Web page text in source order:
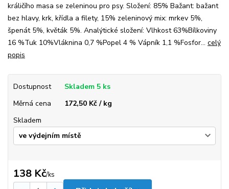
králičího masa se zeleninou pro psy. Složení: 85% Bažant: bažant
bez hlavy, krk, křídla a filety, 15% zeleninový mix: mrkev 5%,
špenát 5%, květák 5%. Analýtické složení: Vlhkost 63%Bílkoviny
16 %Tuk 10%Vláknina 0,7 %Popel 4 % Vápník 1,1 %Fosfor... celý
popis
Dostupnost
Skladem 5 ks
Měrná cena
172,50 Kč / kg
Skladem
138 Kč/ks